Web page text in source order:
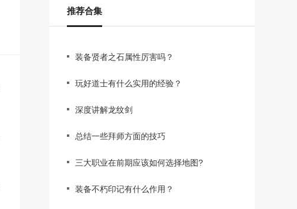
推荐合集
装备贤者之石属性厉害吗？
玩好道士有什么实用的经验？
深度讲解龙纹剑
总结一些拜师方面的技巧
三大职业在前期应该如何选择地图?
装备不朽印记有什么作用？